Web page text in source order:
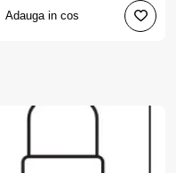
Adauga in cos